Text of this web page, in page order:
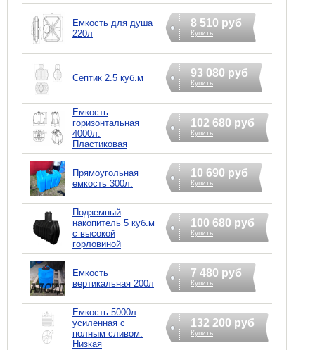
Емкость для душа
220л
8 510 руб
Купить
Септик 2.5 куб.м 93 080 руб
Купить
Емкость
горизонтальная
4000л.
Пластиковая
102 680 руб
Купить
Прямоугольная
емкость 300л.
10 690 руб
Купить
Подземный
накопитель 5 куб.м
с высокой
горловиной
100 680 руб
Купить
Емкость
вертикальная 200л
7 480 руб
Купить
Емкость 5000л
усиленная с
полным сливом.
Низкая
132 200 руб
Купить